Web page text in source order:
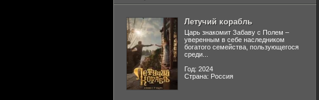
Летучий корабль
Царь знакомит Забаву с Полем –
уверенным в себе наследником
богатого семейства, пользующегося
среди...
Год: 2024
Страна: Россия